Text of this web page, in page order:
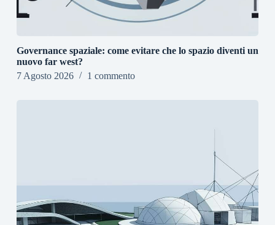
Governance spaziale: come evitare che lo spazio diventi un
nuovo far west?
7 Agosto 2026
1 commento